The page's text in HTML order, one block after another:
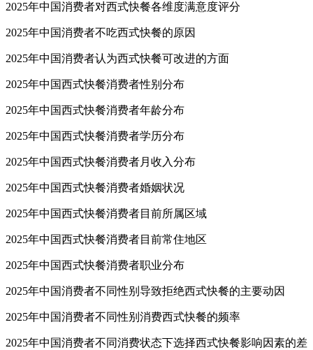
2025年中国消费者对西式快餐各维度满意度评分
2025年中国消费者不吃西式快餐的原因
2025年中国消费者认为西式快餐可改进的方面
2025年中国西式快餐消费者性别分布
2025年中国西式快餐消费者年龄分布
2025年中国西式快餐消费者学历分布
2025年中国西式快餐消费者月收入分布
2025年中国西式快餐消费者婚姻状况
2025年中国西式快餐消费者目前所属区域
2025年中国西式快餐消费者目前常住地区
2025年中国西式快餐消费者职业分布
2025年中国消费者不同性别导致拒绝西式快餐的主要动因
2025年中国消费者不同性别消费西式快餐的频率
2025年中国消费者不同消费状态下选择西式快餐影响因素的差